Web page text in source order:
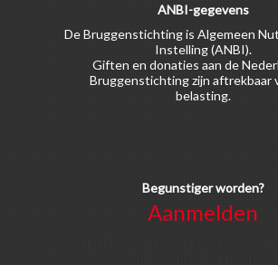
ANBI-gegevens
De Bruggenstichting is Algemeen
Instelling (ANBI).
Giften en donaties aan de
Bruggenstichting zijn aftrekbaar
belasting.
Begunstiger worden?
Aanmelden